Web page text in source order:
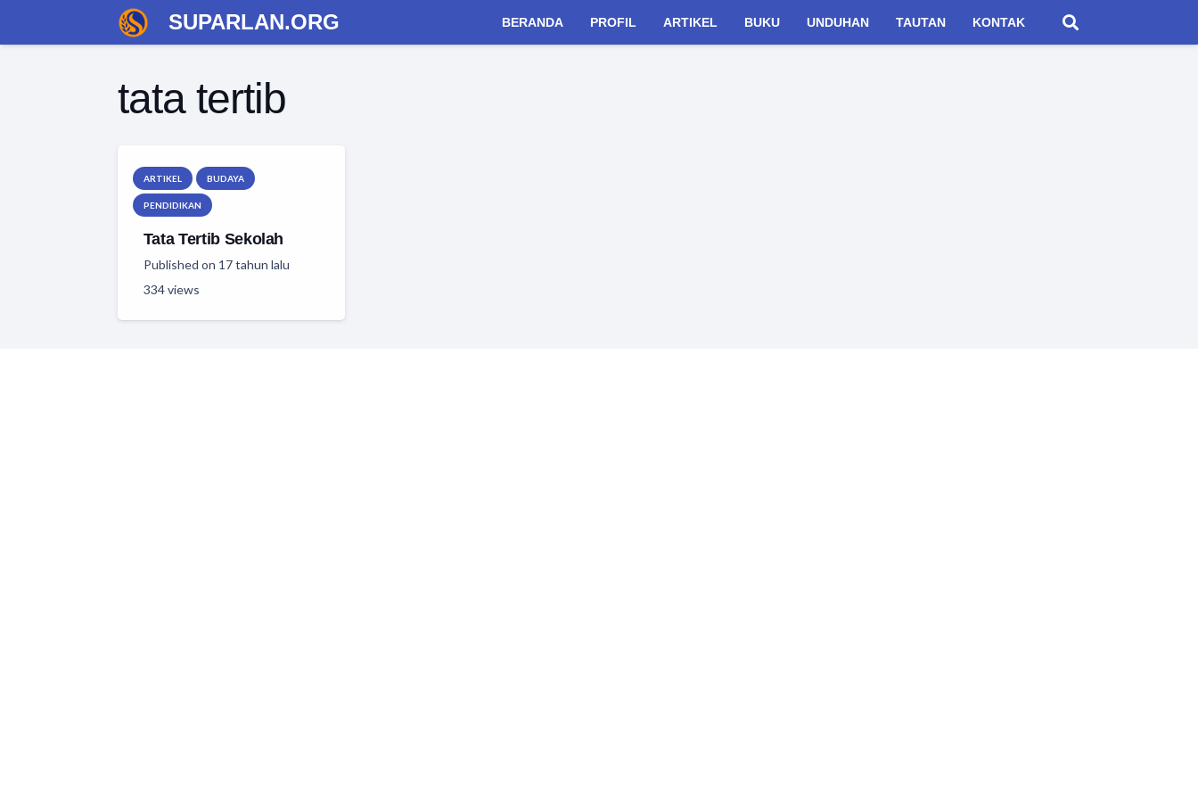
SUPARLAN.ORG BERANDA PROFIL ARTIKEL BUKU UNDUHAN TAUTAN KONTAK
tata tertib
ARTIKEL BUDAYA
PENDIDIKAN
Tata Tertib Sekolah
Published on 17 tahun lalu
334views